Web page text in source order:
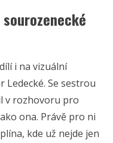
i na vizuální
Se sestrou
v rozhovoru pro
ona. Právě pro ni
kde už nejde jen